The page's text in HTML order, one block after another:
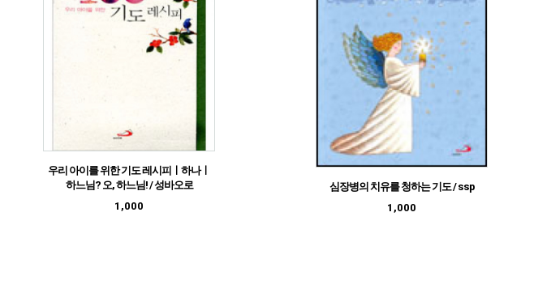
우리 아이를 위한 기도 레시피ㅣ하나ㅣ
하느님? 오, 하느님! / 성바오로
1,000
심장병의 치유를 청하는 기도 / ssp
1,000